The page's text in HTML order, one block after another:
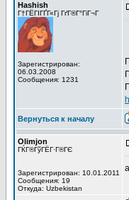
Hashish
Г†ГЁГІГҐГ«Гј ГґГ®Г°ГіГ¬Г
Зарегистрирован:
06.03.2008
Сообщения: 1231
Вернуться к началу
Olimjon
ГЌГ®ГўГЁГ·Г®ГЄ
Зарегистрирован: 10.01.2011
Сообщения: 19
Откуда: Uzbekistan